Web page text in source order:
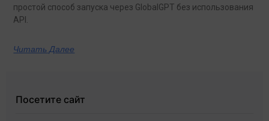
простой способ запуска через GlobalGPT без использования
API.
Читать Далее
Посетите сайт